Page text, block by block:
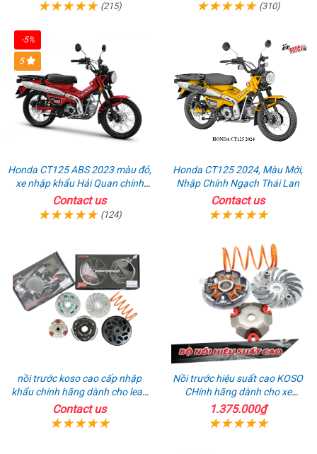
(215) (310)
-5%
5
Honda CT125 ABS 2023 màu đỏ,
xe nhập khẩu Hải Quan chính
ngạch
Contact us
(124)
Honda CT125 2024, Màu Mới,
Nhập Chính Ngạch Thái Lan
Contact us
nồi trước koso cao cấp nhập
khẩu chính hãng dành cho lead
125
Contact us
Nồi trước hiệu suất cao KOSO
CHính hãng dành cho xe
AirBlade 125
1.375.000₫